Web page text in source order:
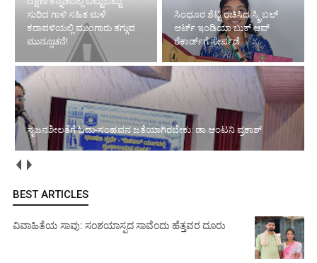
ದಕ್ಷಿಣ ಕನ್ನಡದಲ್ಲಿ ಬಿಟ್ಟುಬಿಟ್ಟು ಸುರಿದ
ಗಾಳಿ ಸಹಿತ ಮಳೆ: ಕರಾವಳಿಯಲ್ಲಿ
ಮುಂಗಾರು ತಗ್ಗುವ ಮುನ್ಸೂಚನೆ!
ಸಿಂಧೂರ ಶೆಟ್ಟಿ ರಚಿಸಿದ ಸ್ಕ್ರಿಬಲ್
ಆರ್ಟ್ ಇಂಡಿಯಾ ಬುಕ್ ಆಪ್
ರೆಕಾರ್ಡ್‌ಗೆ ಸೇರ್ಪಡೆ
ಸೃಜನಶೀಲತೆಗೆ ಓದು-ಸಂಹವನ ಜತೆಯಾಗಿರಬೇಕು: ಡಾ.ಆಂಟನಿ ಪ್ರಕಾಶ್
ಸೆ.21 ರಂದು ಜೈನ ವಿದ್ಯಾರ್ಥಿ ಪ್ರೋತ್ಸಾಹಧನ ವಿತರಣೆ
BEST ARTICLES
ವಿವಾಹಿತೆಯ ಸಾವು: ಸಂಶಯಾಸ್ಪದ ಸಾವೆಂದು ಹೆತ್ತವರ ದೂರು